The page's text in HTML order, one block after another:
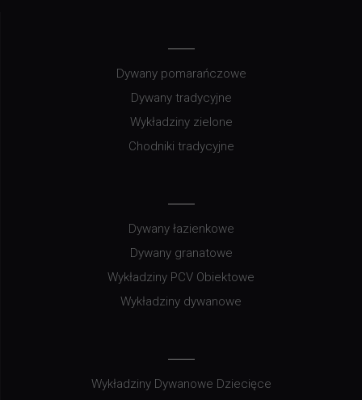
Dywany pomarańczowe
Dywany tradycyjne
Wykładziny zielone
Chodniki tradycyjne
Dywany łazienkowe
Dywany granatowe
Wykładziny PCV Obiektowe
Wykładziny dywanowe
Wykładziny Dywanowe Dziecięce